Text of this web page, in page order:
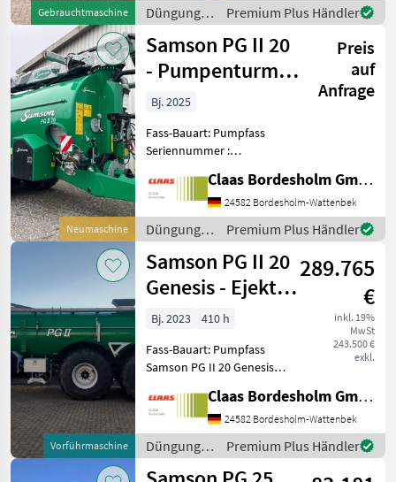
Landtechnik
4
MARKTPLATZ
Marktplatz Händlerangebote
Gebrauchtmaschine
Nachlaufachse an vorderer
und hint
Düngung
und
Beregnung
/ Samson
Premium Plus Händler
Neumaschine
Samson PG II 20
- Pumpenturm +
Ejektor
Preis
auf
Anfrage
Bj. 2025
Fass-Bauart: Pumpfass
Seriennummer :
Maschinen nr : 108661
1008322 PG II 6"
Entladepumpe mit
Steinfangmulde, Ejektor,
Hydraulischer Kugelhahn
für R
Claas Bordesholm GmbH
24582 Bordesholm-Wattenbek
Düngung
und
Beregnung
/ Samson
Premium Plus Händler
Vorführmaschine
Samson PG II 20
Genesis - Ejektor
- HPD
Radantrieb
289.765
€
inkl. 19%
MwSt
243.500 €
exkl.
Bj. 2023
410 h
Fass-Bauart: Pumpfass
Samson PG II 20 Genesis
Ausbringmenge gesamt
aktuell ca. 14.020 m³ PG II
6" Entladepumpe mit
SteinfangmuldeEjektor,
Claas Bordesholm GmbH
24582 Bordesholm-Wattenbek
Düngung
und
Premium Plus Händler